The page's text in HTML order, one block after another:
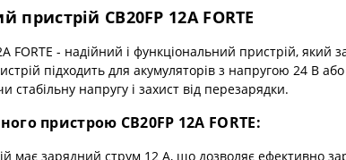
CB20FP 12А FORTE
FORTE - надійний і функціональний пристрій,
підходить для акумуляторів з напругою 24 В
напругу і захист від перезарядки.
пристрою CB20FP 12А FORTE:
має зарядний струм 12 А, що дозволяє ефективно